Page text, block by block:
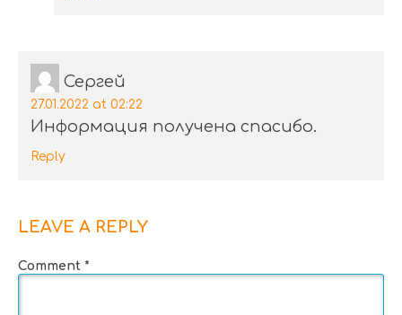
Сергей
27.01.2022 at 02:22
Информация получена спасибо.
Reply
LEAVE A REPLY
Comment *